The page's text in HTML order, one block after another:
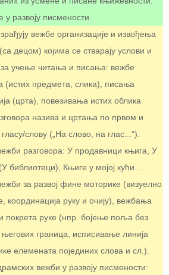
у развоју писмености.
вежбе организације и извођења
децом) којима се стварају услови и
за учење читања и писања: вежбе
(истих предмета, слика), писања
(црта), повезивања истих облика
назива и цртања по првом и
слову („На слово, на глас...“).
разговора: У продавници књига, У
библиотеци), Књиге у мојој кући...
за развој фине моторике (визуелно
координација руку и очију), вежбања
покрета руке (нпр. бојење поља без
граница, исписивање линија
елемената појединих слова и сл.).
вежби у развоју писмености: